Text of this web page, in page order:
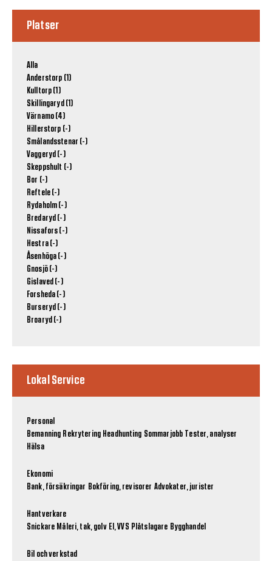
Platser
Alla
Anderstorp (1)
Kulltorp (1)
Skillingaryd (1)
Värnamo (4)
Hillerstorp (-)
Smålandsstenar (-)
Vaggeryd (-)
Skeppshult (-)
Bor (-)
Reftele (-)
Rydaholm (-)
Bredaryd (-)
Nissafors (-)
Hestra (-)
Åsenhöga (-)
Gnosjö (-)
Gislaved (-)
Forsheda (-)
Burseryd (-)
Broaryd (-)
Lokal Service
Personal
Bemanning Rekrytering Headhunting Sommarjobb Tester, analyser
Hälsa
Ekonomi
Bank, försäkringar Bokföring, revisorer Advokater, jurister
Hantverkare
Snickare Måleri, tak, golv El, VVS Plåtslagare Bygghandel
Bil och verkstad